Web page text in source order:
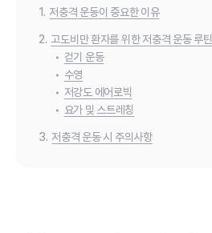
1. 저충격 운동이 중요한 이유
2. 고도비만 환자를 위한 저충격 운동 루틴
• 걷기 운동
• 수영
• 저강도 에어로빅
• 요가 및 스트레칭
3. 저충격 운동 시 주의사항